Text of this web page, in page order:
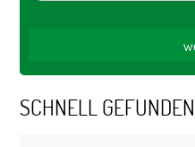
SCHNELL GEFUNDEN